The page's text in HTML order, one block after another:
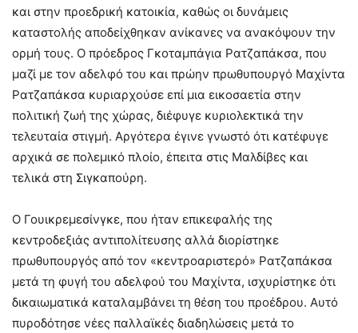
και στην προεδρική κατοικία, καθώς οι δυνάμεις
καταστολής αποδείχθηκαν ανίκανες να ανακόψουν την
ορμή τους. Ο πρόεδρος Γκοταμπάγια Ρατζαπάκσα, που
μαζί με τον αδελφό του και πρώην πρωθυπουργό Μαχίντα
Ρατζαπάκσα κυριαρχούσε επί μια εικοσαετία στην
πολιτική ζωή της χώρας, διέφυγε κυριολεκτικά την
τελευταία στιγμή. Αργότερα έγινε γνωστό ότι κατέφυγε
αρχικά σε πολεμικό πλοίο, έπειτα στις Μαλδίβες και
τελικά στη Σιγκαπούρη.
Ο Γουικρεμεσίνγκε, που ήταν επικεφαλής της
κεντροδεξιάς αντιπολίτευσης αλλά διορίστηκε
πρωθυπουργός από τον «κεντροαριστερό» Ρατζαπάκσα
μετά τη φυγή του αδελφού του Μαχίντα, ισχυρίστηκε ότι
δικαιωματικά καταλαμβάνει τη θέση του προέδρου. Αυτό
πυροδότησε νέες παλλαϊκές διαδηλώσεις μετά το